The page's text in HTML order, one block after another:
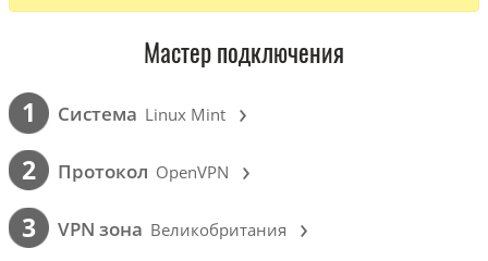
Мастер подключения
1 Cистема Linux Mint ›
2 Протокол OpenVPN ›
3 VPN зона Великобритания ›